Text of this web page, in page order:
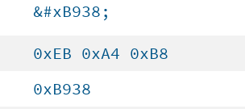
&#xB938;
0xEB 0xA4 0xB8
0xB938